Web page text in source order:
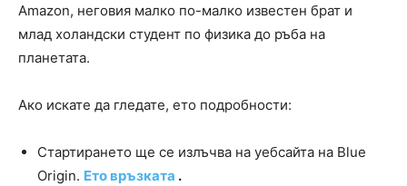
Amazon, неговия малко по-малко известен брат и
млад холандски студент по физика до ръба на
планетата.
Ако искате да гледате, ето подробности:
Стартирането ще се излъчва на уебсайта на Blue
Origin. Ето връзката .